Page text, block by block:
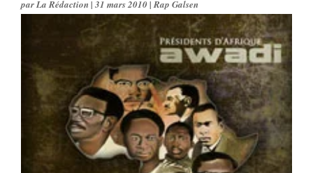
parLa Rédaction| 31 mars 2010 | Rap Galsen